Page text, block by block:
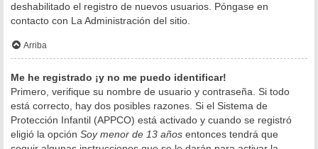
deshabilitado el registro de nuevos usuarios. Póngase en
contacto con La Administración del sitio.
Arriba
Me he registrado ¡y no me puedo identificar!
Primero, verifique su nombre de usuario y contraseña. Si todo
está correcto, hay dos posibles razones. Si el Sistema de
Protección Infantil (APPCO) está activado y cuando se registró
eligió la opción Soy menor de 13 años entonces tendrá que